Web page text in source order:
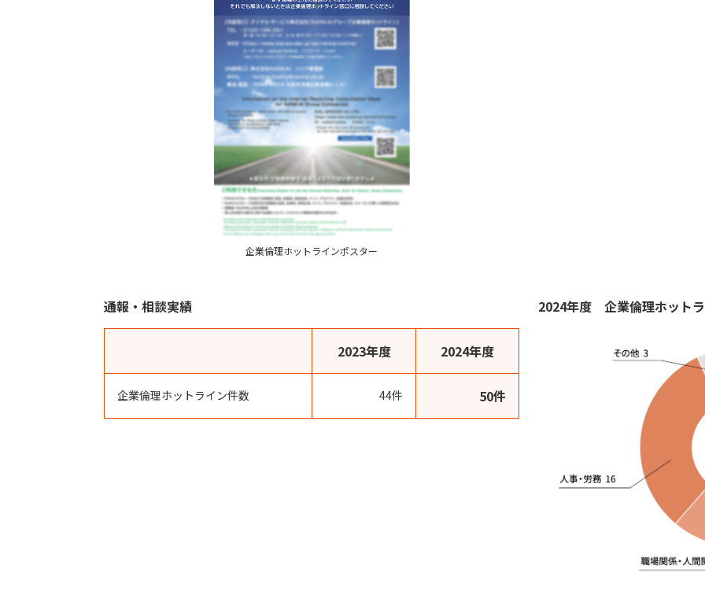
企業倫理ホットラインポスター
通報・相談実績
2023年度 2024年度
企業倫理ホットライン件数 44件 50件
2024年度 企業倫理ホット